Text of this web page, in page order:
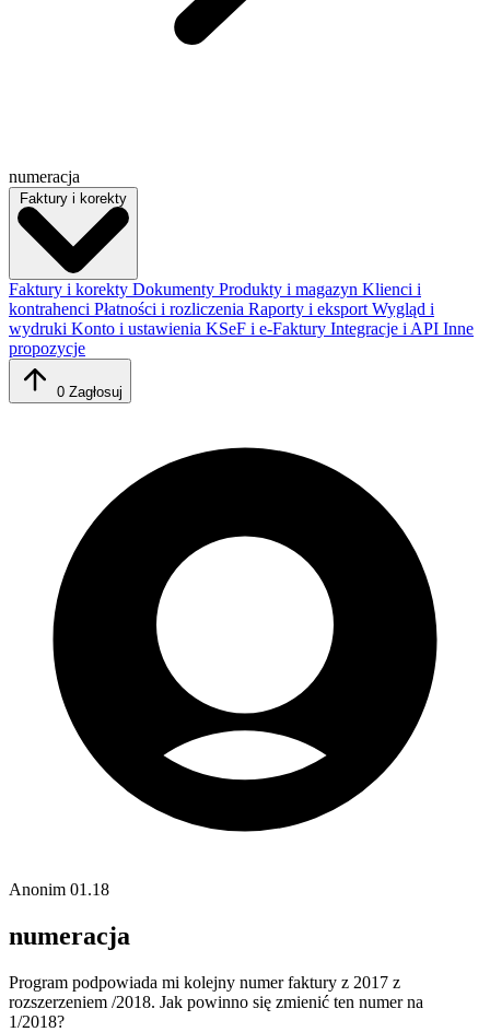
numeracja
Faktury i korekty
Faktury i korekty Dokumenty Produkty i magazyn Klienci i
kontrahenci Płatności i rozliczenia Raporty i eksport Wygląd i
wydruki Konto i ustawienia KSeF i e-Faktury Integracje i API Inne
propozycje
0 Zagłosuj
Anonim 01.18
numeracja
Program podpowiada mi kolejny numer faktury z 2017 z
rozszerzeniem /2018. Jak powinno się zmienić ten numer na
1/2018?